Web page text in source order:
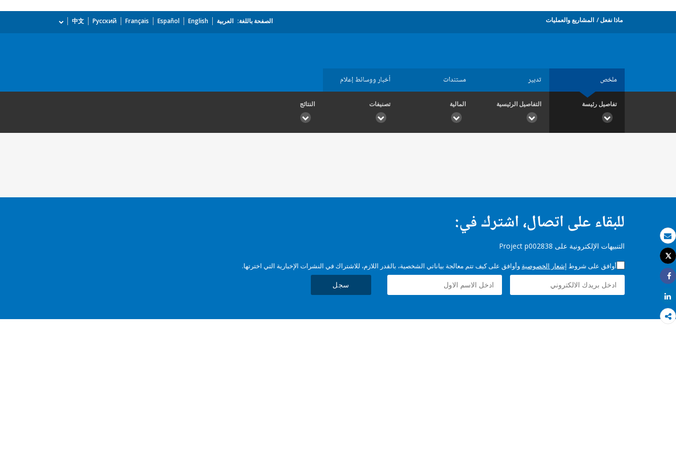
بريد الكتروني
طباعة
Tweet
Share
Share
ماذا نفعل المشاريع والعمليات الصفحة باللغة: العربية English
Español
Français
Русский
中文
ملخص تدبير مستندات أخبار ووسائط إعلام
تفاصيل رئيسة التفاصيل الرئيسية المالية تصنيفات النتائج
للبقاء على اتصال، اشترك في:
التنبيهات الإلكترونية على Project p002838
أوافق على شروط إشعار الخصوصية وأوافق على كيف تتم معالجة بياناتي الشخصية، بالقدر اللازم، للاشتراك في النشرات الإخبارية التي اخترتها.
سجل